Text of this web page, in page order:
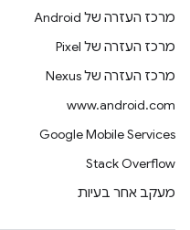
מרכז העזרה של Android
מרכז העזרה של Pixel
מרכז העזרה של Nexus
www.android.com
Google Mobile Services
Stack Overflow
מעקב אחר בעיות